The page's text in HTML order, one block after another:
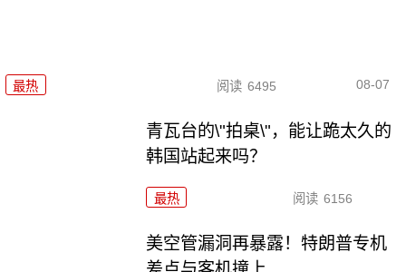
最热 阅读 6495 08-07
青瓦台的\"拍桌\"，能让跪太久的
韩国站起来吗？
最热 阅读 6156
美空管漏洞再暴露！特朗普专机